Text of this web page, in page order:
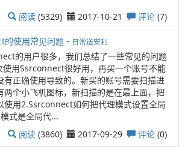
阅读 (5329) 2017-10-21 评论 (7)
的使用常见问题 - 日常送安利
的用户很多，我们总结了一些常见的问题
使用Ssrconnect很好用，再买一个账号不能
有正确使用导致的。新买的账号需要扫描进
两个小飞机图标，新扫描的是在最上面，把
使用2.Ssrconnect如何把代理模式设置全局
式是全局代...
阅读 (3860) 2017-09-29 评论 (0)